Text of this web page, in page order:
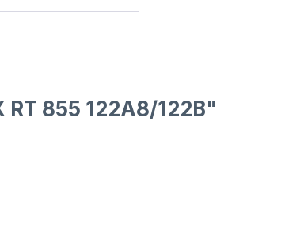
855 122A8/122B"